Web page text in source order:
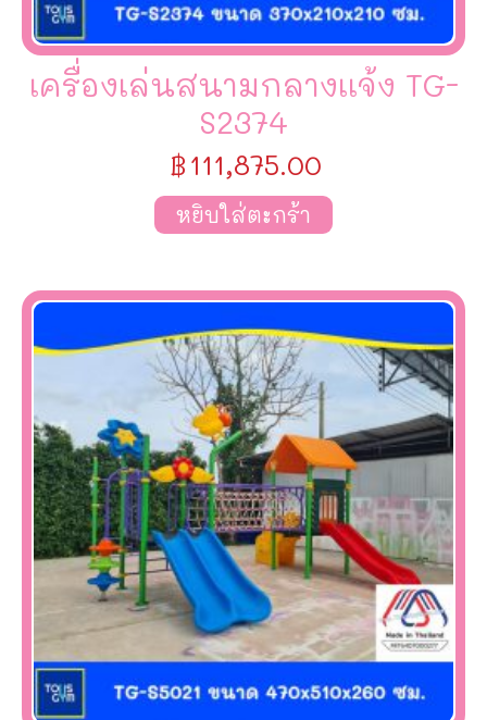
เครื่องเล่นสนามกลางเเจ้ง TG-
S2374
฿111,875.00
หยิบใส่ตะกร้า